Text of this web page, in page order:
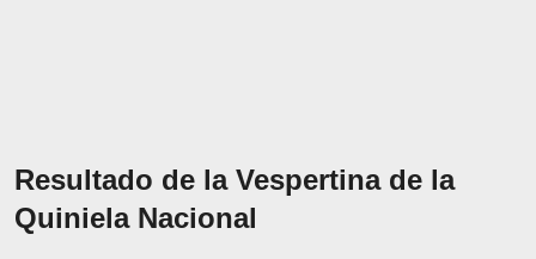
Resultado de la Vespertina de la
Quiniela Nacional